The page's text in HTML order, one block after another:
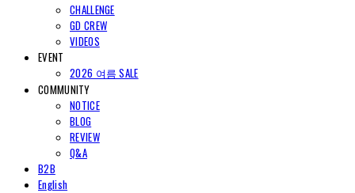
CHALLENGE
GD CREW
VIDEOS
EVENT
2026 여름 SALE
COMMUNITY
NOTICE
BLOG
REVIEW
Q&A
B2B
English